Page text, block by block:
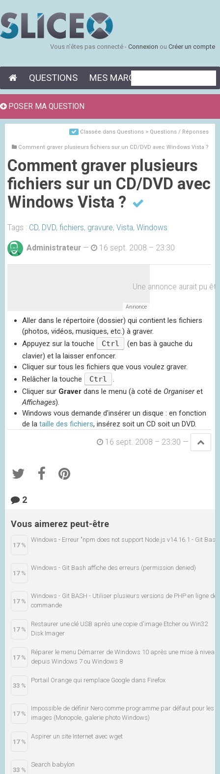
Vous n'êtes pas connecté - Connexion ou Créer un compte
QUESTIONS MES MARQUE-PAGES
Classée dans Questions > Questions / Réponses
Comment graver plusieurs fichiers sur un CD/DVD avec Windows Vista ?
Comment graver plusieurs
fichiers sur un CD/DVD avec
Windows Vista ?
Tags : CD, DVD, fichiers, gravure, Vista, Windows
Administrateur — 16 sept. 2008 – 23:30
Une annonce aurait pu
Aller dans le répertoire (dossier) qui contient les fichiers
(photos, vidéos, musiques, etc.) à graver.
Appuyez sur la touche
Ctrl
(en bas à gauche du
clavier) et la laisser enfoncer.
Cliquer sur tous les fichiers que vous voulez graver.
Relâcher la touche
Ctrl
Cliquer sur Graver dans le menu (à coté de Organiseret
Affichages).
Windows vous demande d'insérer un disque : en fonction
de la taille des fichiers, insérez soit un CD soit un DVD.
16 sept. 2008 – 23:30 —
2
Vous aimerez peut-être
17 %
Windows - Erreur "npm does not support Node.js v14.16.1 - Git Bash
17 %
Windows - Git Bash affiche des erreurs (permission denied)
17 %
Windows - Git BASH - Utiliser plusieurs versions de PHP en ligne de
commande
17 %
Restaurer une clé USB après une copie d'image Etcher ou Win32
Disk Imager
17 %
Réparer le menu Démarrer de Windows 10 après une mise à niveau
depuis Windows 7 ou Windows 8
33 %
Portail Orange qui remplace Google dans Firefox
17 %
Impossible de définir Nero comme programme par défaut pour les
images (Monopole, galerie photo Windows)
17 %
Aspirer un site Internet avec wget
33 %
Search babylon
POSER MA QUESTION